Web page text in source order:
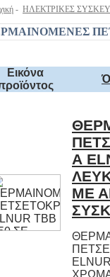
- ΗΛΕΚΤΡΙΚΕΣ
Εικόνα
Α
ΜΕ
ELNUR
ΧΡΩΜΑ